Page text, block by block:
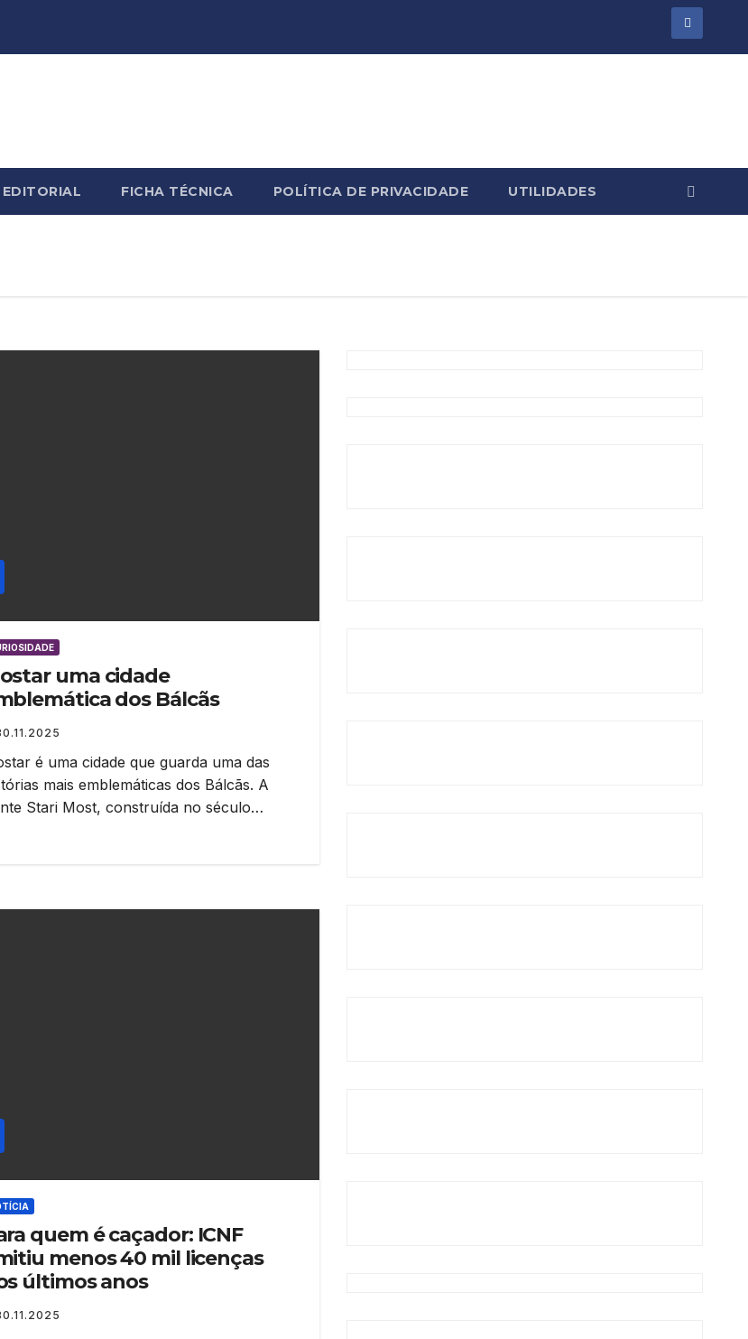
FICHA TÉCNICA POLÍTICA DE PRIVACIDADE UTILIDADES
uma cidade
dos Bálcãs
é uma cidade que guarda uma das
mais emblemáticas dos Bálcãs. A
Stari Most, construída no século…
quem é caçador: ICNF
menos 40 mil licenças
últimos anos